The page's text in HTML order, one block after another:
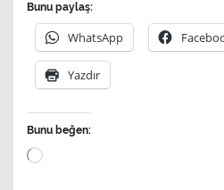
Bunu paylaş:
WhatsApp
Yazdır
Bunu beğen:
Yükleniyor...